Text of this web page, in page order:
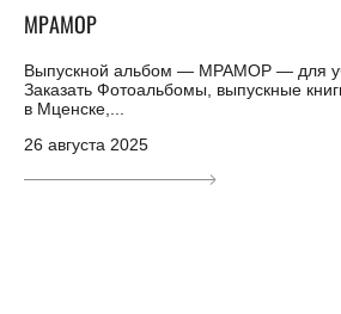
МРАМОР
Выпускной альбом — МРАМОР — для
Заказать Фотоальбомы, выпускные
в Мценске,...
26 августа 2025